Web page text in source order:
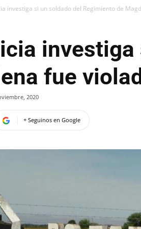
investiga si un soldado del Regimiento de
investiga
fue
2020
+ Seguinos en Google